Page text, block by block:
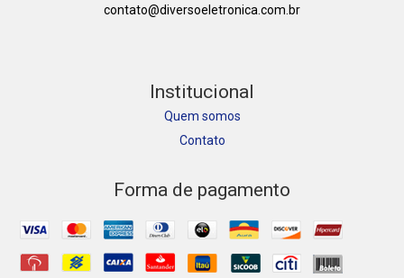
contato@diversoeletronica.com.br
Institucional
Quem somos
Contato
Forma de pagamento